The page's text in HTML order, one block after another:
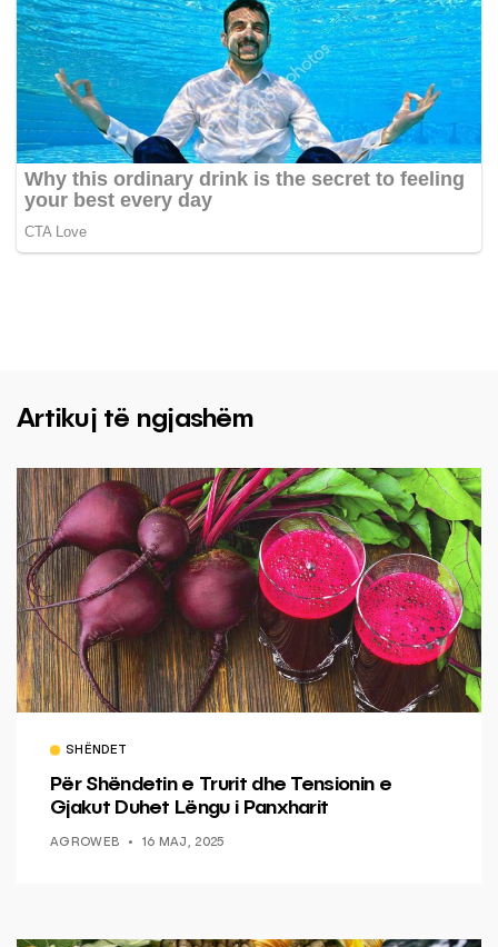
Artikuj të ngjashëm
SHËNDET
Për Shëndetin e Trurit dhe Tensionin e
Gjakut Duhet Lëngu i Panxharit
AGROWEB 16 MAJ, 2025